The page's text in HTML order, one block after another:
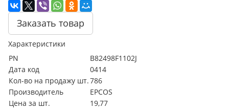
Заказать товар
Характеристики
PN
B82498F1102J
Дата код
0414
Кол-во на продажу шт.786
Производитель
EPCOS
Цена за шт.
19,77